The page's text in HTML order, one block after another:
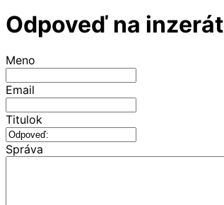
Odpoveď na inzerát
Meno
Email
Titulok
Správa